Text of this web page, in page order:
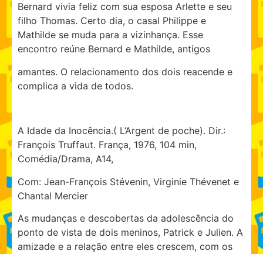
Bernard vivia feliz com sua esposa Arlette e seu
filho Thomas. Certo dia, o casal Philippe e
Mathilde se muda para a vizinhança. Esse
encontro reúne Bernard e Mathilde, antigos
amantes. O relacionamento dos dois reacende e
complica a vida de todos.
A Idade da Inocência.( L’Argent de poche). Dir.:
François Truffaut. França, 1976, 104 min,
Comédia/Drama, A14,
Com: Jean-François Stévenin, Virginie Thévenet e
Chantal Mercier
As mudanças e descobertas da adolescência do
ponto de vista de dois meninos, Patrick e Julien. A
amizade e a relação entre eles crescem, com os